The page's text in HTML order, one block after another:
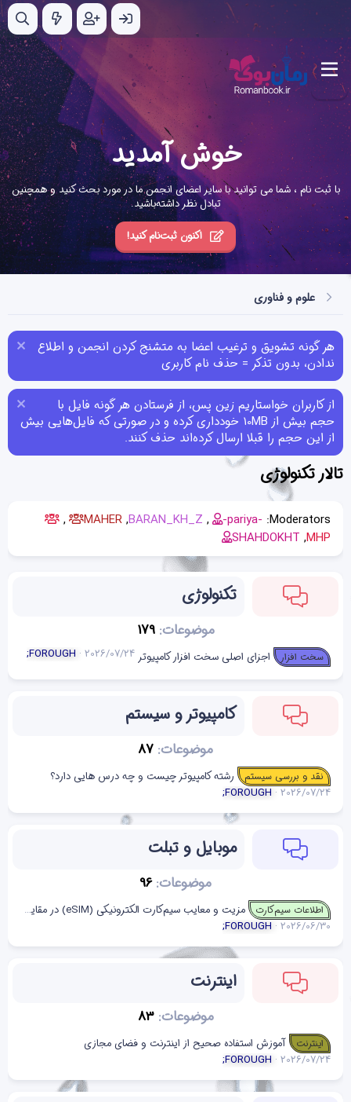
خوش آمدید
با ثبت نام ، شما می توانید با سایر اعضای انجمن ما در مورد بحث کنید و همچنین
تبادل نظر داشته‌باشید.
اکنون ثبت‌نام کنید!
علوم و فناوری
هر گونه تشویق و ترغیب اعضا به متشنج کردن انجمن و اطلاع
ندادن، بدون تذکر = حذف نام کاربری
از کاربران خواستاریم زین پس، از فرستادن هر گونه فایل با
حجم بیش از 10MB خودداری کرده و در صورتی که فایل‌هایی بیش
از این حجم را قبلا ارسال کرده‌اند حذف کنند.
تالار تکنولوژی
Moderators:
-pariya-
BARAN_KH_Z
MAHER
MHP
SHAHDOKHT
تکنولوژی
موضوعات 179
سخت افزار اجزای اصلی سخت افزار کامپیوتر 2026/07/24
;FOROUGH
کامپیوتر و سیستم
موضوعات 87
نقد و بررسی سیستم
رشته کامپیوتر چیست و چه درس هایی دارد؟
2026/07/24
;FOROUGH
موبایل و تبلت
موضوعات 96
اطلاعات سیم‌کارت
مزیت و معایب سیم‌کارت الکترونیکی (eSIM) در مقایسه با سیم‌کارت‌های معمولی
2026/06/30
;FOROUGH
اینترنت
موضوعات 83
اینترنت
آموزش استفاده صحیح از اینترنت و فضای مجازی
2026/07/24
;FOROUGH